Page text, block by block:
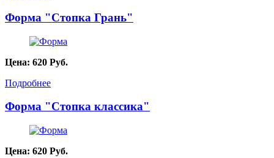
Форма "Стопка Грань"
Цена: 620 Руб.
Подробнее
Форма "Стопка классика"
Цена: 620 Руб.